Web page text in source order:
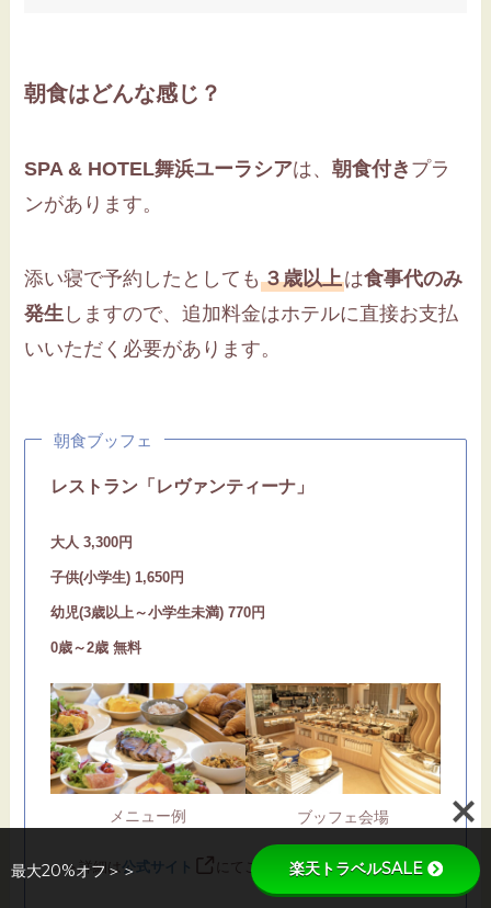
朝食はどんな感じ？
SPA & HOTEL舞浜ユーラシアは、朝食付き プラ
ンがあります。
添い寝で予約したとしても３歳以上は食事代のみ
発生 しますので、追加料金はホテルに直接お支払
いいただく必要があります。
朝食ブッフェ
レストラン「レヴァンティーナ」
大人 3,300円
子供(小学生) 1,650円
幼児(3歳以上～小学生未満) 770円
0歳～2歳 無料
メニュー例 ブッフェ会場
＞＞詳細は 公式サイト にてご確認ください。
最大20%オフ＞＞ 楽天トラベルSALE